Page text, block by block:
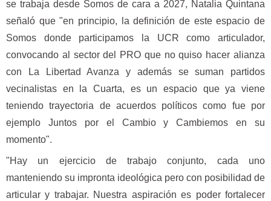
se trabaja desde Somos de cara a 2027, Natalia Quintana
señaló que "en principio, la definición de este espacio de
Somos donde participamos la UCR como articulador,
convocando al sector del PRO que no quiso hacer alianza
con La Libertad Avanza y además se suman partidos
vecinalistas en la Cuarta, es un espacio que ya viene
teniendo trayectoria de acuerdos políticos como fue por
ejemplo Juntos por el Cambio y Cambiemos en su
momento".
"Hay un ejercicio de trabajo conjunto, cada uno
manteniendo su impronta ideológica pero con posibilidad de
articular y trabajar. Nuestra aspiración es poder fortalecer